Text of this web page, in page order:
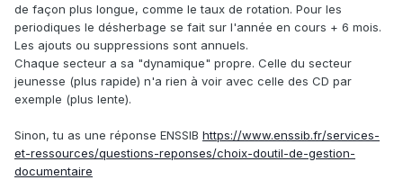
de façon plus longue, comme le taux de rotation. Pour les
periodiques le désherbage se fait sur l'année en cours + 6 mois.
Les ajouts ou suppressions sont annuels.
Chaque secteur a sa "dynamique" propre. Celle du secteur
jeunesse (plus rapide) n'a rien à voir avec celle des CD par
exemple (plus lente).
Sinon, tu as une réponse ENSSIB https://www.enssib.fr/services-
et-ressources/questions-reponses/choix-doutil-de-gestion-
documentaire